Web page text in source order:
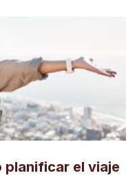
planificar el viaje